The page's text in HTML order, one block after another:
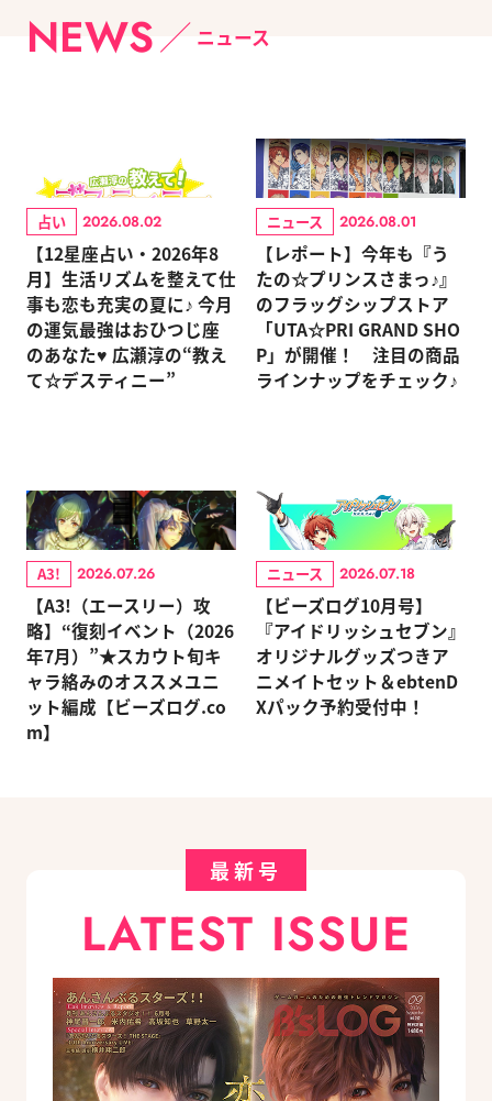
NEWS ニュース
占い 2026.08.02
【12星座占い・2026年8
月】生活リズムを整えて仕
事も恋も充実の夏に♪ 今月
の運気最強はおひつじ座
のあなた♥ 広瀬淳の“教え
て☆デスティニー”
ニュース 2026.08.01
【レポート】今年も『う
たの☆プリンスさまっ♪』
のフラッグシップストア
「UTA☆PRI GRAND SHO
P」が開催！ 注目の商品
ラインナップをチェック♪
A3! 2026.07.26
【A3!（エースリー）攻
略】“復刻イベント（2026
年7月）”★スカウト旬キ
ャラ絡みのオススメユニ
ット編成【ビーズログ.co
m】
ニュース 2026.07.18
【ビーズログ10月号】
『アイドリッシュセブン』
オリジナルグッズつきア
ニメイトセット＆ebtenD
Xパック予約受付中！
最新号
LATEST ISSUE